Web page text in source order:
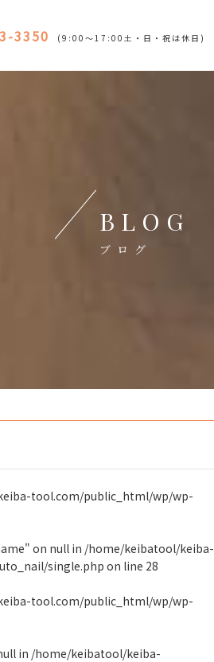
3350 (9:00～17:00土・日・祝は休日)
BLOG
ブログ
tool.com/public_html/wp/wp-
on null in /home/keibatool/keiba-
single.php on line 28
tool.com/public_html/wp/wp-
in /home/keibatool/keiba-